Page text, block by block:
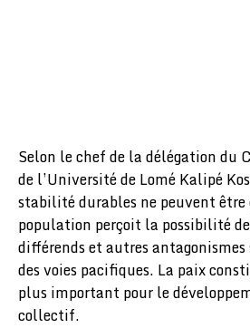
Selon le chef de la délégation du
de l’Université de Lomé Kalipé
stabilité durables ne peuvent être
population perçoit la possibilité
différends et autres
des voies pacifiques. La paix
plus important pour le
collectif.